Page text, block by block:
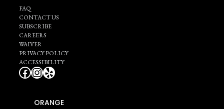
FAQ
CONTACT US
SUBSCRIBE
CAREERS
WAIVER
PRIVACY POLICY
ACCESSIBILITY
Facebook InstagramYelp
ORANGE